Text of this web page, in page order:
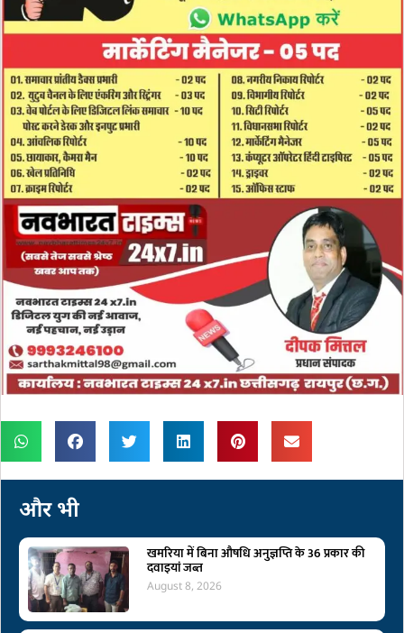
और भी
खमरिया में बिना औषधि अनुज्ञप्ति के 36 प्रकार की
दवाइयां जब्त
August 8, 2026